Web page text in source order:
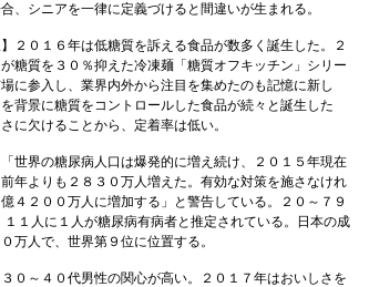
、シニアを一律に定義づけると間違いが生まれる。
２０１６年は低糖質を訴える食品が数多く誕生した。２
糖質を３０％抑えた冷凍麺「糖質オフキッチン」シリー
に参入し、業界内外から注目を集めたのも記憶に新し
背景に糖質をコントロールした食品が続々と誕生した
に欠けることから、定着率は低い。
界の糖尿病人口は爆発的に増え続け、２０１５年現在
年よりも２８３０万人増えた。有効な対策を施さなけれ
４２００万人に増加する」と警告している。２０～７９
１１人に１人が糖尿病有病者と推定されている。日本の成
万人で、世界第９位に位置する。
０～４０代男性の関心が高い。２０１７年はおいしさを